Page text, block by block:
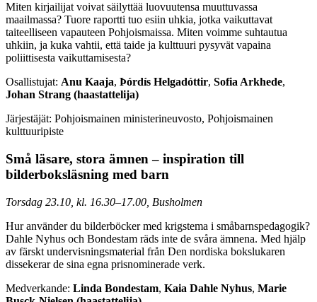
Miten kirjailijat voivat säilyttää luovuutensa muuttuvassa
maailmassa? Tuore raportti tuo esiin uhkia, jotka vaikuttavat
taiteelliseen vapauteen Pohjoismaissa. Miten voimme suhtautua
uhkiin, ja kuka vahtii, että taide ja kulttuuri pysyvät vapaina
poliittisesta vaikuttamisesta?
Osallistujat: Anu Kaaja, Þórdís Helgadóttir, Sofia Arkhede,
Johan Strang (haastattelija)
Järjestäjät: Pohjoismainen ministerineuvosto, Pohjoismainen
kulttuuripiste
Små läsare, stora ämnen – inspiration till
bilderboksläsning med barn
Torsdag 23.10, kl. 16.30–17.00, Busholmen
Hur använder du bilderböcker med krigstema i småbarnspedagogik?
Dahle Nyhus och Bondestam räds inte de svåra ämnena. Med hjälp
av färskt undervisningsmaterial från Den nordiska bokslukaren
dissekerar de sina egna prisnominerade verk.
Medverkande: Linda Bondestam, Kaia Dahle Nyhus, Marie